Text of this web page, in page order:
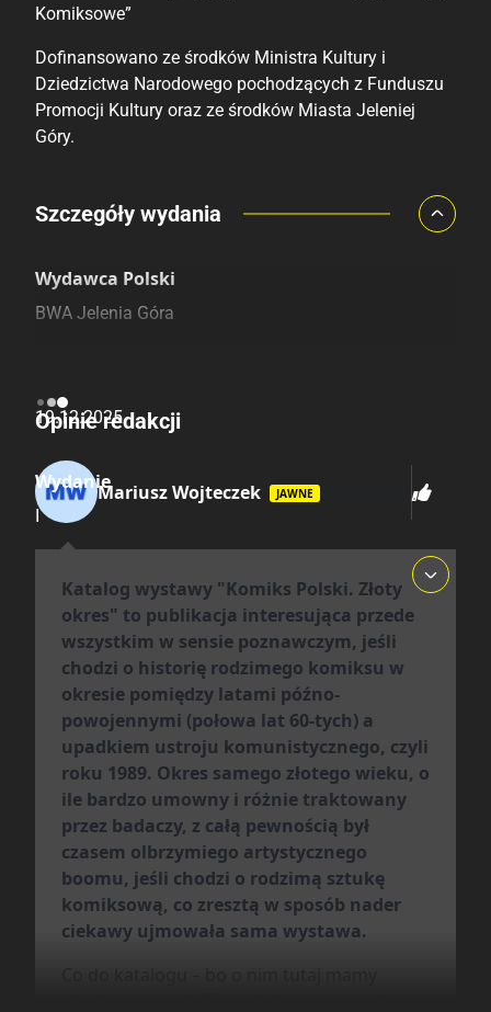
Komiksowe”
Dofinansowano ze środków Ministra Kultury i
Dziedzictwa Narodowego pochodzących z Funduszu
Promocji Kultury oraz ze środków Miasta Jeleniej
Góry.
Porównaj ceny
Szczegóły wydania
Wydawca Polski
BWA Jelenia Góra
19.12.2025
Wydanie
I
Druk
Kolor
Oprawa
Miękka
Format
210x297 mm
Liczba Stron
136
Opinie redakcji
Mariusz Wojteczek JAWNE
Katalog wystawy "Komiks Polski. Złoty
okres" to publikacja interesująca przede
wszystkim w sensie poznawczym, jeśli
chodzi o historię rodzimego komiksu w
okresie pomiędzy latami późno-
powojennymi (połowa lat 60-tych) a
upadkiem ustroju komunistycznego, czyli
roku 1989. Okres samego złotego wieku, o
ile bardzo umowny i różnie traktowany
przez badaczy, z całą pewnością był
czasem olbrzymiego artystycznego
boomu, jeśli chodzi o rodzimą sztukę
komiksową, co zresztą w sposób nader
ciekawy ujmowała sama wystawa.